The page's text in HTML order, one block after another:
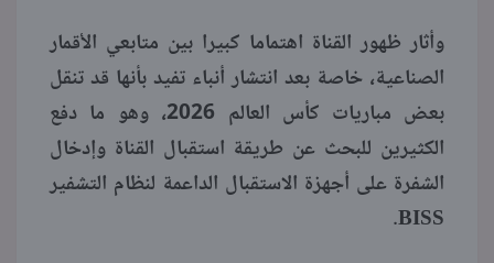
وأثار ظهور القناة اهتماما كبيرا بين متابعي الأقمار
الصناعية، خاصة بعد انتشار أنباء تفيد بأنها قد تنقل
بعض مباريات كأس العالم 2026، وهو ما دفع
الكثيرين للبحث عن طريقة استقبال القناة وإدخال
الشفرة على أجهزة الاستقبال الداعمة لنظام التشفير
BISS.